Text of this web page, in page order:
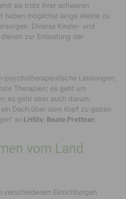
sie trotz ihrer schweren
haben möglichst lange alleine zu
Diverse Kinder- und
zur Entlastung der
psychotherapeutische Leistungen;
Therapien; es geht um
es geht aber auch darum,
Dach über dem Kopf zu geben
so LHStv. Beate Prettner
vom Land
verschiedenen Einrichtungen